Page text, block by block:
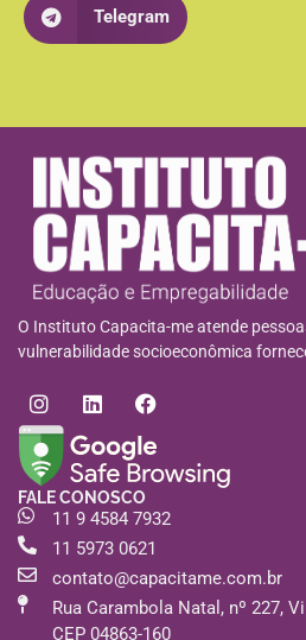
Telegram
O Instituto Capacita-me atende
vulnerabilidade socioeconômica
FALE CONOSCO
11 9 4584 7932
11 5973 0621
contato@capacitame.com.br
Rua Carambola Natal, nº 227,
CEP 04863-160